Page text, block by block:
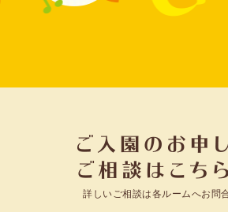
詳しいご相談は各ルームへお問